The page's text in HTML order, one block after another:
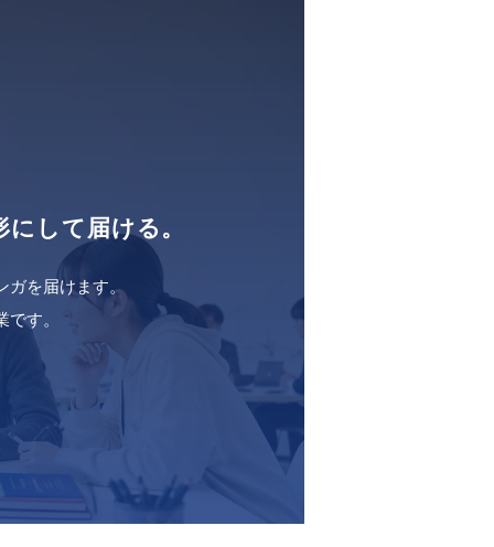
して届ける。
ガを届けます。
す。